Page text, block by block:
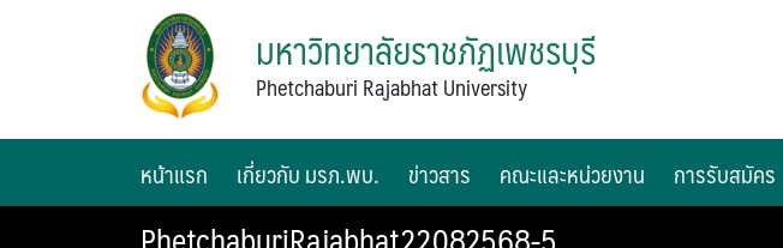
มหาวิทยาลัยราชภัฏเพชรบุรี
Phetchaburi Rajabhat University
หน้าแรก เกี่ยวกับ มรภ.พบ. ข่าวสาร คณะและหน่วยงาน การรับสมัคร